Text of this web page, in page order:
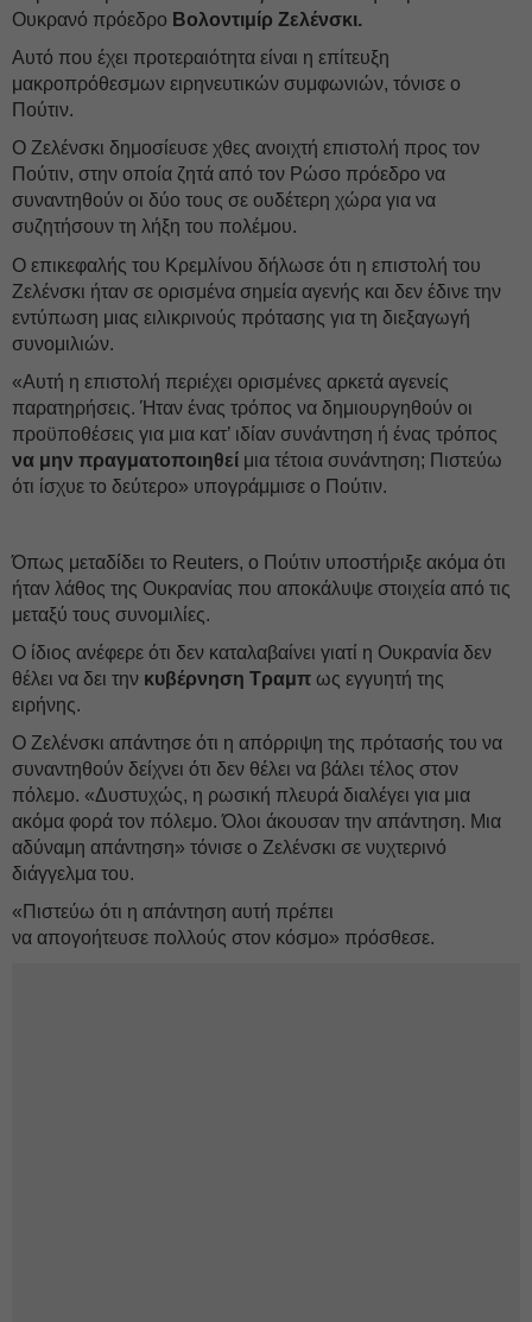
Ουκρανό πρόεδρο Βολοντιμίρ Ζελένσκι.
Αυτό που έχει προτεραιότητα είναι η επίτευξη
μακροπρόθεσμων ειρηνευτικών συμφωνιών, τόνισε ο
Πούτιν.
Ο Ζελένσκι δημοσίευσε χθες ανοιχτή επιστολή προς τον
Πούτιν, στην οποία ζητά από τον Ρώσο πρόεδρο να
συναντηθούν οι δύο τους σε ουδέτερη χώρα για να
συζητήσουν τη λήξη του πολέμου.
Ο επικεφαλής του Κρεμλίνου δήλωσε ότι η επιστολή του
Ζελένσκι ήταν σε ορισμένα σημεία αγενής και δεν έδινε την
εντύπωση μιας ειλικρινούς πρότασης για τη διεξαγωγή
συνομιλιών.
«Αυτή η επιστολή περιέχει ορισμένες αρκετά αγενείς
παρατηρήσεις. Ήταν ένας τρόπος να δημιουργηθούν οι
προϋποθέσεις για μια κατ’ ιδίαν συνάντηση ή ένας τρόπος
να μην πραγματοποιηθεί μια τέτοια συνάντηση; Πιστεύω
ότι ίσχυε το δεύτερο» υπογράμμισε ο Πούτιν.
Όπως μεταδίδει το Reuters, ο Πούτιν υποστήριξε ακόμα ότι
ήταν λάθος της Ουκρανίας που αποκάλυψε στοιχεία από τις
μεταξύ τους συνομιλίες.
Ο ίδιος ανέφερε ότι δεν καταλαβαίνει γιατί η Ουκρανία δεν
θέλει να δει την κυβέρνηση Τραμπ ως εγγυητή της
ειρήνης.
Ο Ζελένσκι απάντησε ότι η απόρριψη της πρότασής του να
συναντηθούν δείχνει ότι δεν θέλει να βάλει τέλος στον
πόλεμο. «Δυστυχώς, η ρωσική πλευρά διαλέγει για μια
ακόμα φορά τον πόλεμο. Όλοι άκουσαν την απάντηση. Μια
αδύναμη απάντηση» τόνισε ο Ζελένσκι σε νυχτερινό
διάγγελμα του.
«Πιστεύω ότι η απάντηση αυτή πρέπει
να απογοήτευσε πολλούς στον κόσμο» πρόσθεσε.